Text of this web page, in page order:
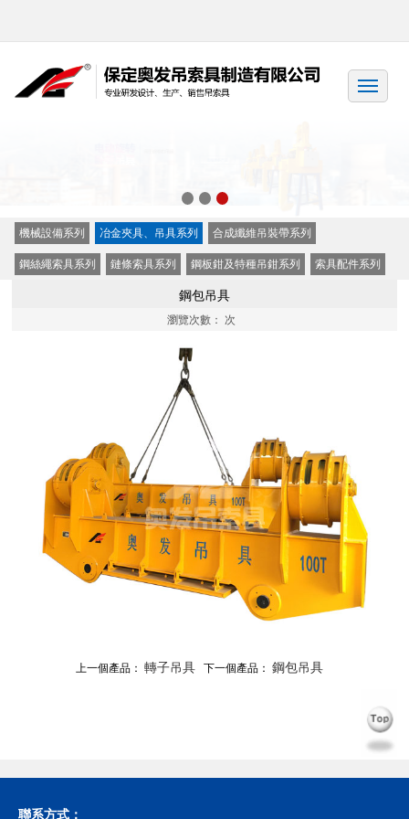
機械設備系列 冶金夾具、吊具系列 合成纖維吊裝帶系列
鋼絲繩索具系列 鏈條索具系列 鋼板鉗及特種吊鉗系列 索具配件系列
鋼包吊具
瀏覽次數： 次
上一個產品： 轉子吊具 下一個產品： 鋼包吊具
聯系方式：